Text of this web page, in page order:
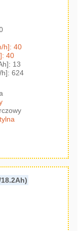
h]: 40
40
13
624